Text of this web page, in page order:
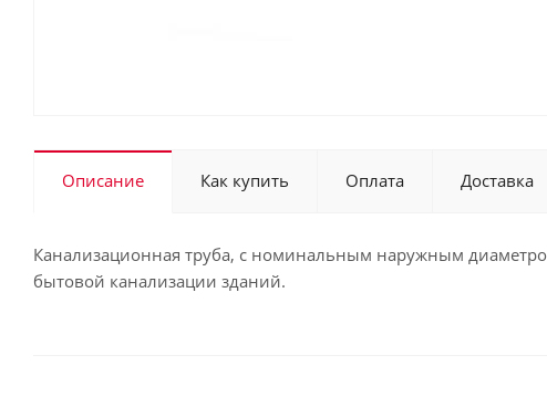
Описание Как купить Оплата Доставка
Канализационная труба, с номинальным наружным
бытовой канализации зданий.